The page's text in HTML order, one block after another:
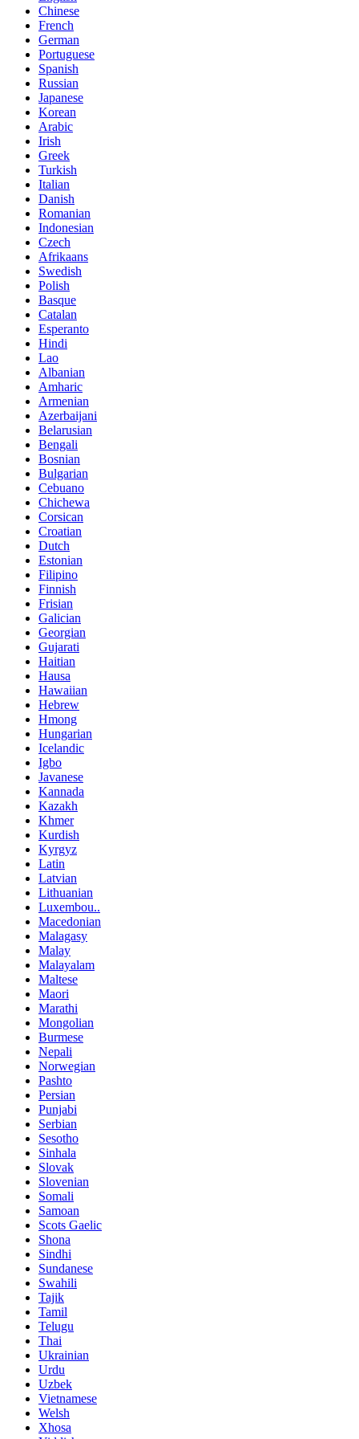
Chinese
French
German
Portuguese
Spanish
Russian
Japanese
Korean
Arabic
Irish
Greek
Turkish
Italian
Danish
Romanian
Indonesian
Czech
Afrikaans
Swedish
Polish
Basque
Catalan
Esperanto
Hindi
Lao
Albanian
Amharic
Armenian
Azerbaijani
Belarusian
Bengali
Bosnian
Bulgarian
Cebuano
Chichewa
Corsican
Croatian
Dutch
Estonian
Filipino
Finnish
Frisian
Galician
Georgian
Gujarati
Haitian
Hausa
Hawaiian
Hebrew
Hmong
Hungarian
Icelandic
Igbo
Javanese
Kannada
Kazakh
Khmer
Kurdish
Kyrgyz
Latin
Latvian
Lithuanian
Luxembou..
Macedonian
Malagasy
Malay
Malayalam
Maltese
Maori
Marathi
Mongolian
Burmese
Nepali
Norwegian
Pashto
Persian
Punjabi
Serbian
Sesotho
Sinhala
Slovak
Slovenian
Somali
Samoan
Scots Gaelic
Shona
Sindhi
Sundanese
Swahili
Tajik
Tamil
Telugu
Thai
Ukrainian
Urdu
Uzbek
Vietnamese
Welsh
Xhosa